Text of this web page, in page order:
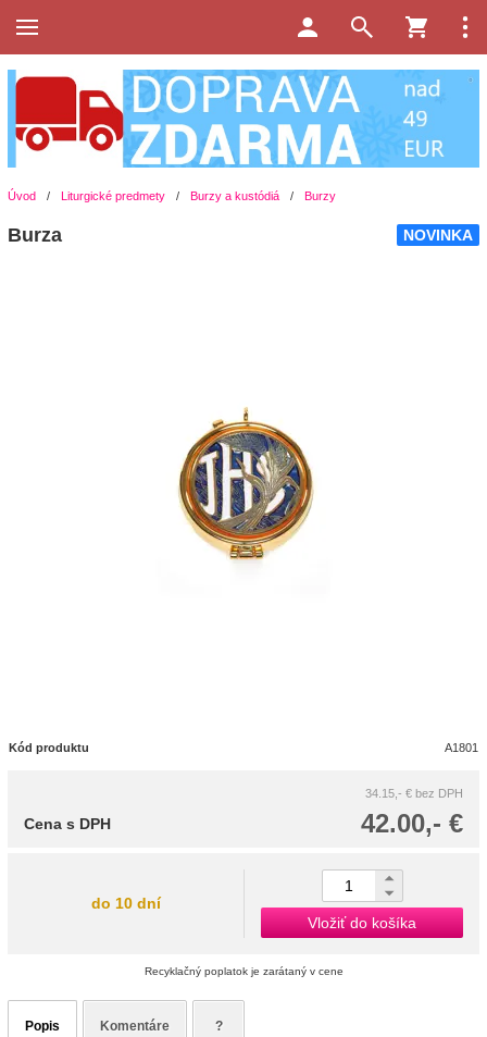
Úvod / Liturgické predmety / Burzy a kustódiá / Burzy
NOVINKA
Burza
Kód produktu A1801
34.15,- € bez DPH
42.00,- €
Cena s DPH
do 10 dní
Vložiť do košíka
Recyklačný poplatok je zarátaný v cene
Popis Komentáre ?